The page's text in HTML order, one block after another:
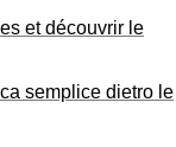
et découvrir le
semplice dietro le